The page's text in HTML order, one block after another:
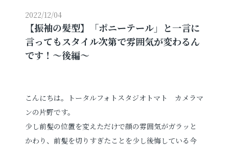
ウェディングフォト
振袖レンタル 卒業袴レンタル
その他の撮影
プロフィールフォト 婚活写真
2022/12/04
【振袖の髪型】「ポニーテール」と一言に
言ってもスタイル次第で雰囲気が変わるん
です！～後編～
こんにちは。トータルフォトスタジオトマト カメラマ
ンの片野です。
少し前髪の位置を変えただけで顔の雰囲気がガラッと
かわり、前髪を切りすぎたことを少し後悔している今